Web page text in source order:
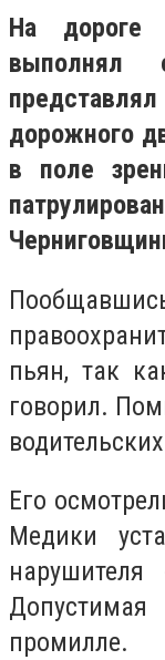
На дороге
выполнял
дорожного
в поле
пьян, так
говорил.
Его
Медики
промилле.